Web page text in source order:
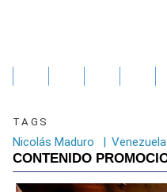
TAGS
Nicolás Maduro | Venezuela